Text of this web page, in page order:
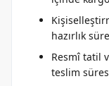
hazırlık
Resmî tatil
teslim